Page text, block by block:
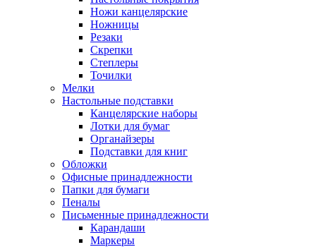
Ножи канцелярские
Ножницы
Резаки
Скрепки
Степлеры
Точилки
Мелки
Настольные подставки
Канцелярские наборы
Лотки для бумаг
Органайзеры
Подставки для книг
Обложки
Офисные принадлежности
Папки для бумаги
Пеналы
Письменные принадлежности
Карандаши
Маркеры